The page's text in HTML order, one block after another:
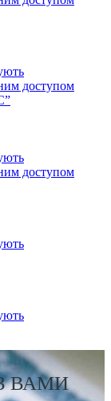
доступом
доступом
ВАМИ